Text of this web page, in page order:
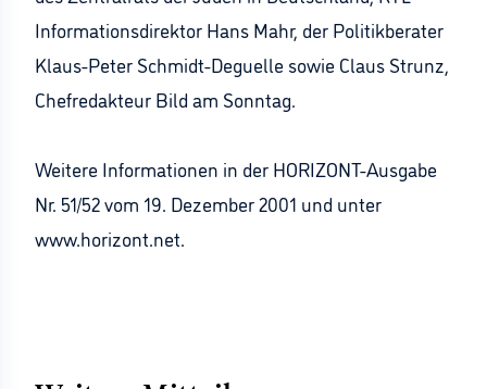
Informationsdirektor Hans Mahr, der Politikberater
Klaus-Peter Schmidt-Deguelle sowie Claus Strunz,
Chefredakteur Bild am Sonntag.
Weitere Informationen in der HORIZONT-Ausgabe
Nr. 51/52 vom 19. Dezember 2001 und unter
www.horizont.net.